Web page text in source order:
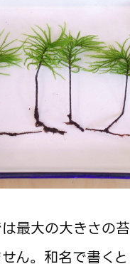
最大の大きさの
ん。和名で書く